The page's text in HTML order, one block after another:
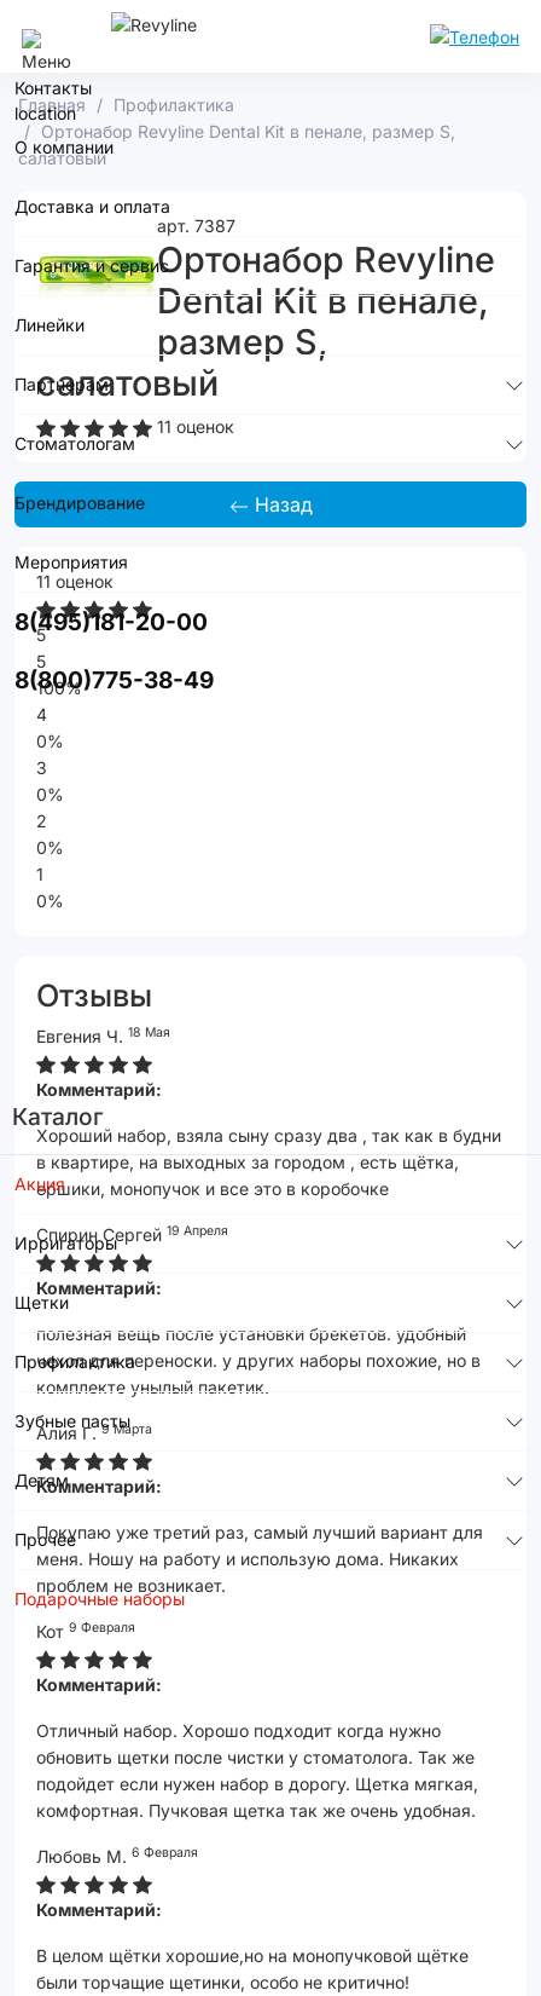
Контакты
О компании
Доставка и оплата
Гарантия и сервис
Линейки
Партнерам
Стоматологам
Брендирование
Мероприятия
8(495)181-20-00
8(800)775-38-49
Каталог
Акция
Ирригаторы
Щетки
Профилактика
Зубные пасты
Детям
Прочее
Подарочные наборы
Главная
Профилактика
Ортонабор Revyline Dental Kit в пенале, размер S,
салатовый
арт. 7387
Ортонабор Revyline
Dental Kit в пенале,
размер S,
салатовый
11 оценок
Назад
11 оценок
5
5
100%
4
0%
3
0%
2
0%
1
0%
Отзывы
Евгения Ч. 18 Мая
Комментарий:
Хороший набор, взяла сыну сразу два , так как в будни
в квартире, на выходных за городом , есть щётка,
ершики, монопучок и все это в коробочке
Спирин Сергей 19 Апреля
Комментарий:
полезная вещь после установки брекетов. удобный
чехол для переноски. у других наборы похожие, но в
комплекте унылый пакетик.
Алия Г. 9 Марта
Комментарий:
Покупаю уже третий раз, самый лучший вариант для
меня. Ношу на работу и использую дома. Никаких
проблем не возникает.
Кот 9 Февраля
Комментарий:
Отличный набор. Хорошо подходит когда нужно
обновить щетки после чистки у стоматолога. Так же
подойдет если нужен набор в дорогу. Щетка мягкая,
комфортная. Пучковая щетка так же очень удобная.
Любовь М. 6 Февраля
Комментарий:
В целом щётки хорошие,но на монопучковой щётке
были торчащие щетинки, особо не критично!